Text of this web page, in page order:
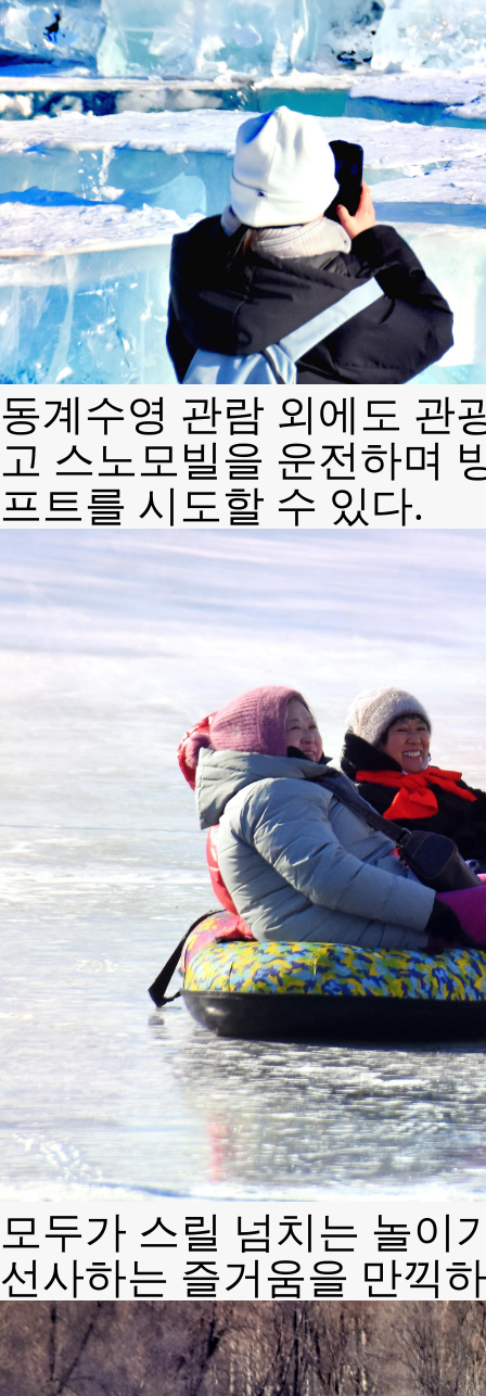
동계수영 관람 외에도 관
고 스노모빌을 운전하며
프트를 시도할 수 있다.
모두가 스릴 넘치는 놀이
선사하는 즐거움을 만끽